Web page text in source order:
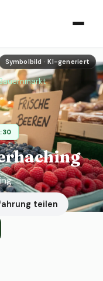
Symbolbild · KI-generiert
teilen